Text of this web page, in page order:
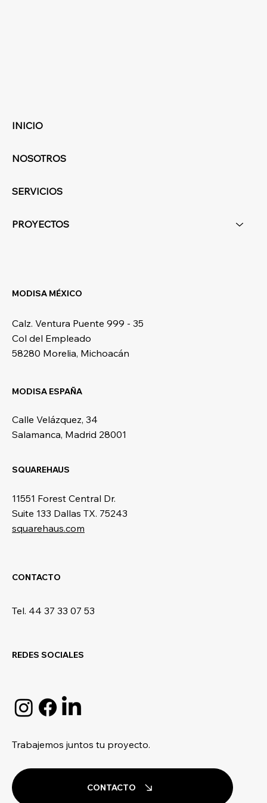
INICIO
NOSOTROS
SERVICIOS
PROYECTOS
MODISA MÉXICO
Calz. Ventura Puente 999 - 35
Col del Empleado
58280 Morelia, Michoacán
MODISA ESPAÑA
11551 Forest Central Dr.
Suite 133 Dallas TX. 75243
squarehaus.com
SQUAREHAUS
Calle Velázquez, 34
Salamanca, Madrid 28001
CONTACTO
Tel. 44 37 33 07 53
REDES SOCIALES
Trabajemos juntos tu proyecto.
CONTACTO